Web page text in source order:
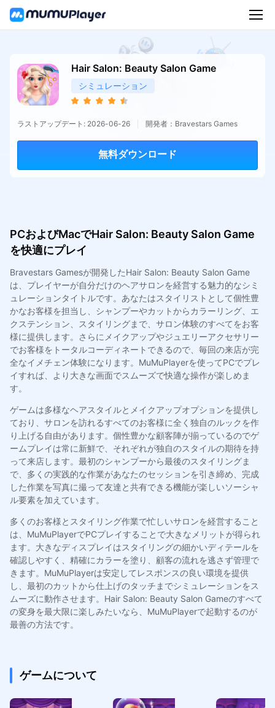
Hair Salon: Beauty Salon Game
シミュレーション
ラストアップデート: 2026-06-26 開発者：Bravestars Games
無料ダウンロード
PCおよびMacでHair Salon: Beauty Salon Game
を快適にプレイ
Bravestars Gamesが開発したHair Salon: Beauty Salon Game
は、プレイヤーが自分だけのヘアサロンを経営する魅力的なシミ
ュレーションタイトルです。あなたはスタイリストとして個性豊
かなお客様を担当し、シャンプーやカットからカラーリング、エ
クステンション、スタイリングまで、サロン体験のすべてをお客
様に提供します。さらにメイクアップやジュエリーアクセサリー
でお客様をトータルコーディネートできるので、毎回の来店が完
全なイメチェン体験になります。MuMuPlayerを使ってPCでプレ
イすれば、より大きな画面でスムーズで快適な操作が楽しめま
す。
ゲームは多様なヘアスタイルとメイクアップオプションを提供し
ており、サロンを訪れるすべてのお客様に全く独自のルックを作
り上げる自由があります。個性豊かな顧客陣が揃っているのでゲ
ームプレイは常に新鮮で、それぞれが独自のスタイルの期待を持
って来店します。最初のシャンプーから最後のスタイリングま
で、多くの実践的な作業があなたのセッションを引き締め、完成
した作業を写真に撮って友達と共有できる機能が楽しいソーシャ
ル要素を加えています。
多くのお客様とスタイリング作業で忙しいサロンを経営すること
は、MuMuPlayerでPCプレイすることで大きなメリットが得られ
ます。大きなディスプレイはスタイリングの細かいディテールを
確認しやすく、精確にカラーを塗り、顧客の流れを逃さず管理で
きます。MuMuPlayerは安定してレスポンスの良い環境を提供
し、最初のカットから仕上げのタッチまでシミュレーションをス
ムーズに動作させます。Hair Salon: Beauty Salon Gameのすべて
の変身を最大限に楽しみたいなら、MuMuPlayerで起動するのが
最善の方法です。
ゲームについて